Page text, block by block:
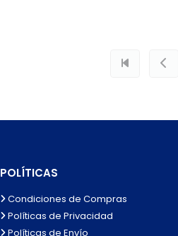
POLÍTICAS
Condiciones de Compras
Políticas de Privacidad
Políticas de Envío